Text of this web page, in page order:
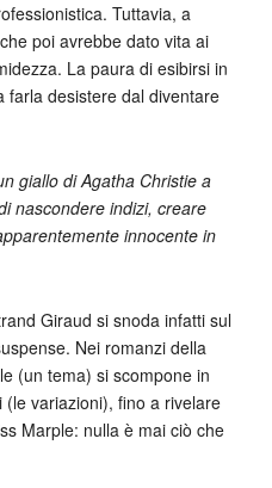
Tuttavia, a
poi avrebbe dato vita ai
La paura di esibirsi in
farla desistere dal diventare
giallo di Agatha Christie a
nascondere indizi, creare
innocente in
Giraud si snoda infatti sul
Nei romanzi della
(un tema) si scompone in
variazioni), fino a rivelare
Marple: nulla è mai ciò che